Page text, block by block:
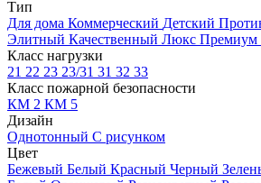
Тип
Для дома Коммерческий Детский
Элитный Качественный Люкс Премиум
Класс нагрузки
21 22 23 23/31 31 32 33
Класс пожарной безопасности
КМ 2 КМ 5
Дизайн
Однотонный С рисунком
Цвет
Бежевый Белый Красный Черный